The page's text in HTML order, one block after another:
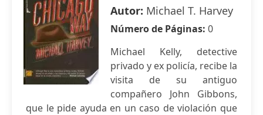
Autor: Michael T. Harvey
Número de Páginas: 0
Michael Kelly, detective
privado y ex policía, recibe la
visita de su antiguo
compañero John Gibbons,
que le pide ayuda en un caso de violación que